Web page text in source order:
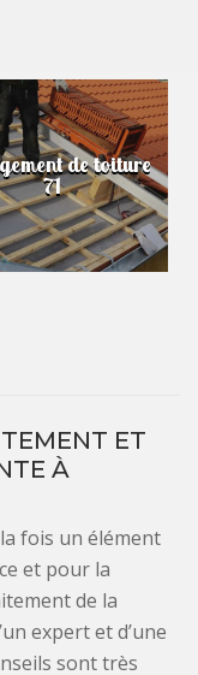
de toiture
71
ET
À
fois un élément
et pour la
de la
expert et d’une
sont très